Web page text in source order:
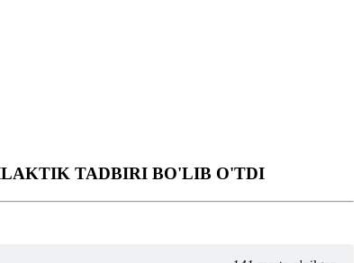
TADBIRI BO'LIB O'TDI